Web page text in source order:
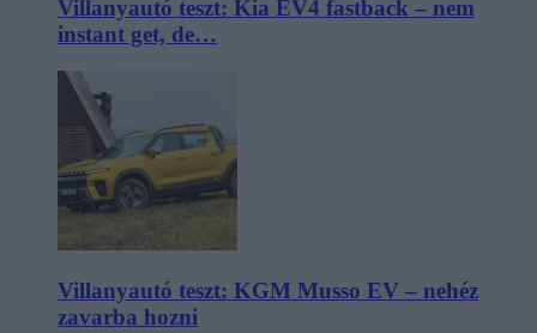
Villanyautó teszt: Kia EV4 fastback – nem
instant get, de…
Villanyautó teszt: KGM Musso EV – nehéz
zavarba hozni